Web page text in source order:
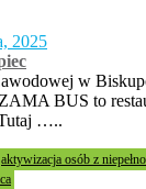
2025
w
BUS to
…..
aktywizacja osób z